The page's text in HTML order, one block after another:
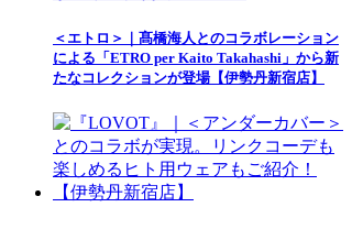
＜エトロ＞｜髙橋海人とのコラボレーション
による「ETRO per Kaito Takahashi」から新
たなコレクションが登場【伊勢丹新宿店】